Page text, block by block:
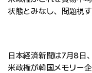
状態とみなし、問題視
日本経済新聞は7月8日、
米政権が韓国メモリー